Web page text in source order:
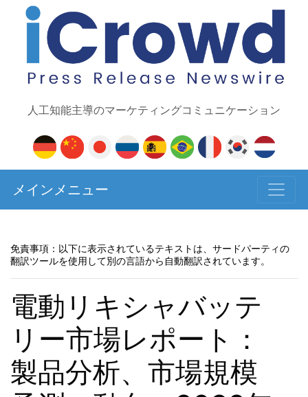
人工知能主導のマーケティングコミュニケーション
メインメニュー
免責事項：以下に表示されているテキストは、サードパーティの
翻訳ツールを使用して別の言語から自動翻訳されています。
電動リキシャバッテ
リー市場レポート：
製品分析、市場規模